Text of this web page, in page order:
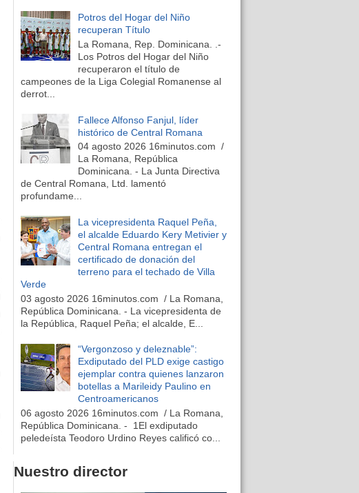
Potros del Hogar del Niño
recuperan Título
La Romana, Rep. Dominicana. .-
Los Potros del Hogar del Niño
recuperaron el título de
campeones de la Liga Colegial Romanense al
derrot...
Fallece Alfonso Fanjul, líder
histórico de Central Romana
04 agosto 2026 16minutos.com /
La Romana, República
Dominicana. - La Junta Directiva
de Central Romana, Ltd. lamentó
profundame...
La vicepresidenta Raquel Peña,
el alcalde Eduardo Kery Metivier y
Central Romana entregan el
certificado de donación del
terreno para el techado de Villa
Verde
03 agosto 2026 16minutos.com / La Romana,
República Dominicana. - La vicepresidenta de
la República, Raquel Peña; el alcalde, E...
“Vergonzoso y deleznable”:
Exdiputado del PLD exige castigo
ejemplar contra quienes lanzaron
botellas a Marileidy Paulino en
Centroamericanos
06 agosto 2026 16minutos.com / La Romana,
República Dominicana. - 1El exdiputado
peledeísta Teodoro Urdino Reyes calificó co...
Nuestro director